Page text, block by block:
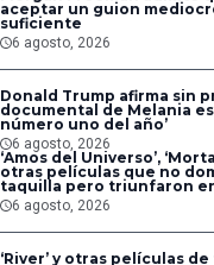
aceptar un guion
suficiente
6 agosto, 2026
Donald Trump afirma sin
documental de Melania es
número uno del año’
6 agosto, 2026
‘Amos del Universo’,
otras películas que no
taquilla pero triunfaron
6 agosto, 2026
‘River’ y otras películas